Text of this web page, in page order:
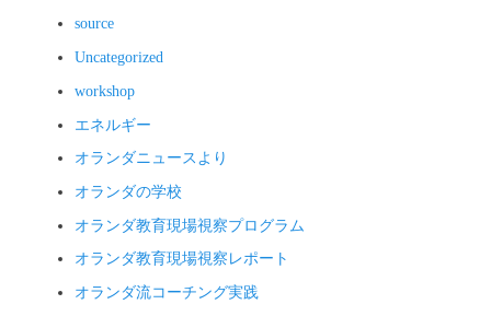
source
Uncategorized
workshop
エネルギー
オランダニュースより
オランダの学校
オランダ教育現場視察プログラム
オランダ教育現場視察レポート
オランダ流コーチング実践